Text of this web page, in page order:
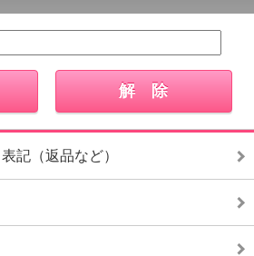
記（返品など）